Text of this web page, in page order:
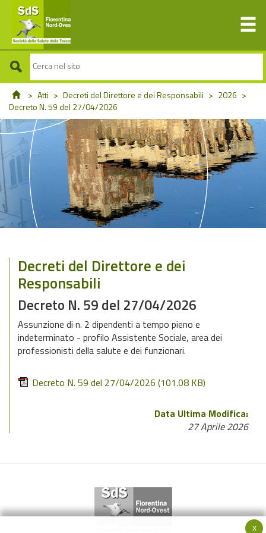
> Atti > Decreti del Direttore e dei Responsabili > 2026 >
Decreto N. 59 del 27/04/2026
Decreti del Direttore e dei
Responsabili
Decreto N. 59 del 27/04/2026
Assunzione di n. 2 dipendenti a tempo pieno e
indeterminato - profilo Assistente Sociale, area dei
professionisti della salute e dei funzionari.
Decreto N. 59 del 27/04/2026 (101.08 KB)
Data Ultima Modifica:
27 Aprile 2026
x